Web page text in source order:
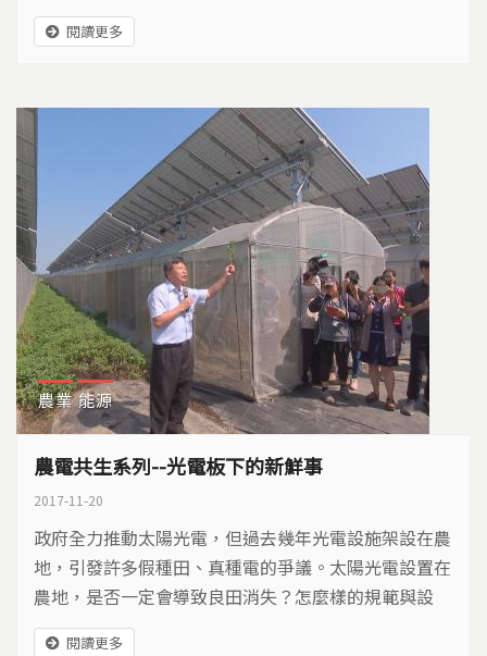
開發農地或破壞棲地，就可能影響農業與生態。
閱讀更多
農業 能源
農電共生系列--光電板下的新鮮事
2017-11-20
政府全力推動太陽光電，但過去幾年光電設施架設在農
地，引發許多假種田、真種電的爭議。太陽光電設置在
農地，是否一定會導致良田消失？怎麼樣的規範與設
計，能讓光電板下也有新生機？
閱讀更多